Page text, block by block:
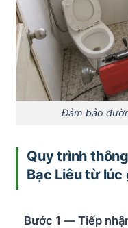
Đảm bảo
Quy trình
Bạc Liêu từ lúc
Bước 1 — Tiếp